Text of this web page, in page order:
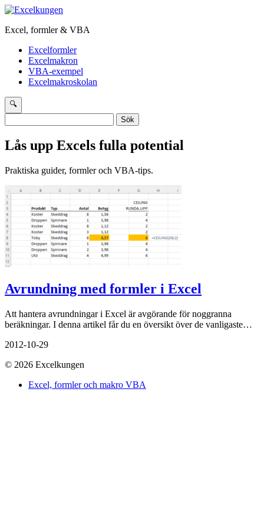
Excel, formler & VBA
Excelformler
Excelmakron
VBA-exempel
Excelmakroskolan
🔍
efter:
Lås upp Excels fulla potential
Praktiska guider, formler och VBA-tips.
Avrundning med formler i Excel
Att hantera avrundningar i Excel är avgörande för noggranna
beräkningar. I denna artikel får du en översikt över de vanligaste…
2012-10-29
© 2026 Excelkungen
Excel, formler och makro VBA